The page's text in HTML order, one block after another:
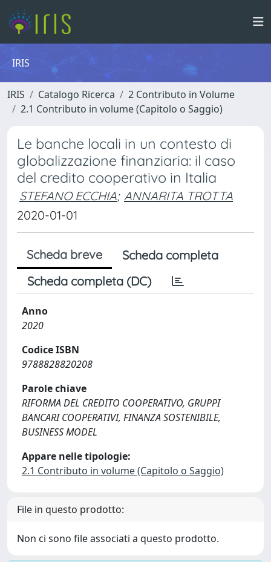
IRIS
IRIS Catalogo Ricerca
2 Contributo in Volume
2.1 Contributo in volume (Capitolo o Saggio)
Le banche locali in un contesto di
globalizzazione finanziaria: il caso
del credito cooperativo in Italia
STEFANO ECCHIA; ANNARITA TROTTA
2020-01-01
Scheda breve
Scheda completa
Scheda completa (DC)
Anno
2020
Codice ISBN
9788828820208
Parole chiave
RIFORMA DEL CREDITO COOPERATIVO, GRUPPI
BANCARI COOPERATIVI, FINANZA SOSTENIBILE,
BUSINESS MODEL
Appare nelle tipologie:
2.1 Contributo in volume (Capitolo o Saggio)
File in questo prodotto:
Non ci sono file associati a questo prodotto.